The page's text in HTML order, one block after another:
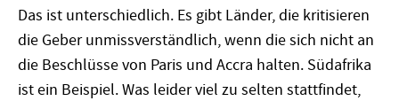
Das ist unterschiedlich. Es gibt Länder, die kritisieren
die Geber unmissverständlich, wenn die sich nicht an
die Beschlüsse von Paris und Accra halten. Südafrika
ist ein Beispiel. Was leider viel zu selten stattfindet,